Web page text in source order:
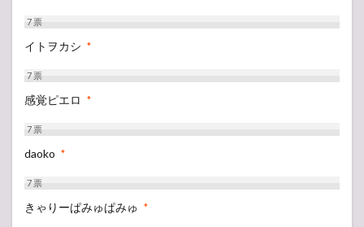
7票
イトヲカシ *
7票
感覚ピエロ *
7票
daoko *
7票
きゃりーぱみゅぱみゅ *